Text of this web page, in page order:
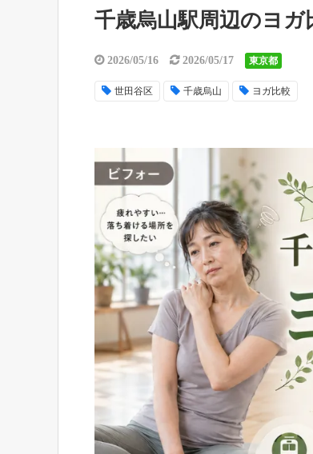
千歳烏山駅周辺のヨ
2026/05/16 2026/05/17 東京都
世田谷区 千歳烏山 ヨガ比較